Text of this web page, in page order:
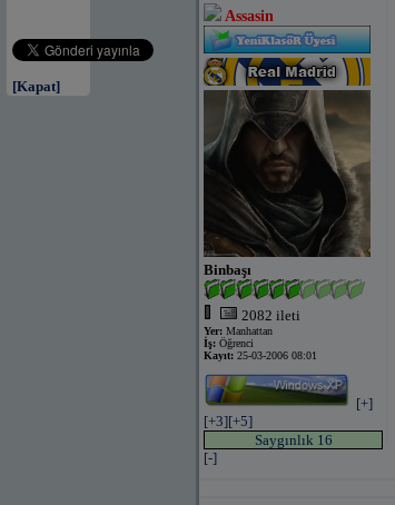
[Kapat]
Assasin
Binbaşı
2082 ileti
Yer: Manhattan
İş: Öğrenci
Kayıt: 25-03-2006 08:01
[+]
[+3][+5]
Saygınlık 16
[-]